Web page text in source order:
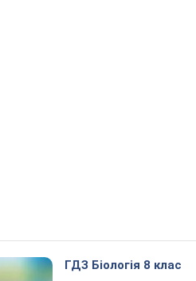
ГДЗ Біологія 8 клас